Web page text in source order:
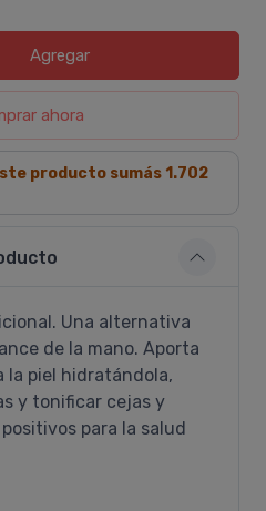
Agregar
ahora
producto sumás 1.702
Una alternativa
de la mano. Aporta
la piel hidratándola,
y tonificar cejas y
para la salud